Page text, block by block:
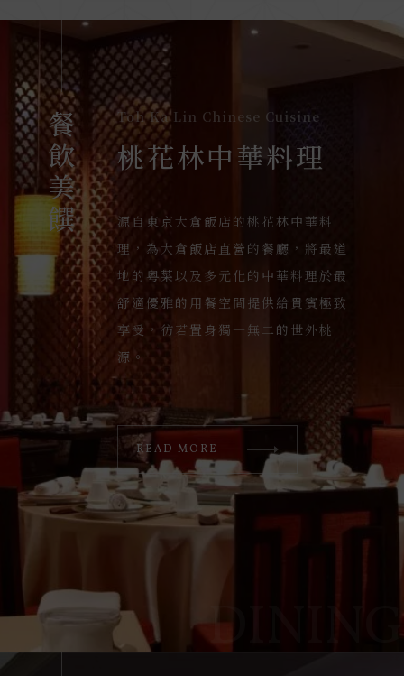
Yamazato Japanese Fine Dining
山里日本料理
大倉久和大飯店山里日本料理，以日
本東京大倉飯店山里日本料理50年正
統，沿襲其名，在台北同樣深受政商
名流及名人喜愛；靜謐的空間分為和
食、壽司、天婦羅與鐵板燒用餐區，
重現日式美食精髓，匠心獨具。
READ MORE
餐飲美饌 Toh Ka Lin Chinese Cuisine
桃花林中華料理
源自東京大倉飯店的桃花林中華料
理，為大倉飯店直營的餐廳，將最道
地的粵菜以及多元化的中華料理於最
舒適優雅的用餐空間提供給貴賓極致
享受，彷若置身獨一無二的世外桃
源。
READ MORE
餐飲美饌 The Continental Room Buffet
Restaurant
歐風館自助餐廳
供應各式各樣異國風味料理，主廚以
入歐風館，一次嚐遍世界珍饈百味。
READ MORE
餐飲美饌 The Nine Bakery
The Nine烘焙坊
大倉久和大飯店The Nine烘焙坊每日
新鮮現烤，堅持純天然手作，保持食
物的真味，採用天然酵母與食材細心
烘烤，保存原始風味與營養，為您帶
來最暖心與感動的滋味。
READ MORE
餐飲美饌 The Pearl Lounge & Bar
The Pearl 珍珠酒
大倉久和大飯店The Pearl 珍珠酒
吧，如其美名，從英式復古風格中進
化，呈現現代沉穩風格，散發獨一無
二光芒。提供經典雞尾酒、各具風格
的威士忌、干邑、日本燒酒、葡萄酒
等佳釀。
READ MORE
餐飲美饌
DINING